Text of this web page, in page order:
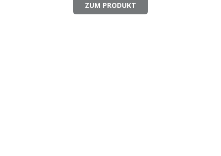
ZUM PRODUKT